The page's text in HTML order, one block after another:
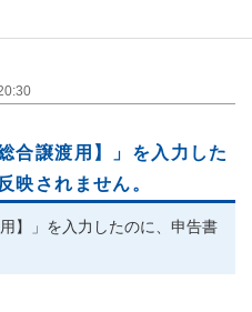
合譲渡用】」を入力した
映されません。
】」を入力したのに、申告書